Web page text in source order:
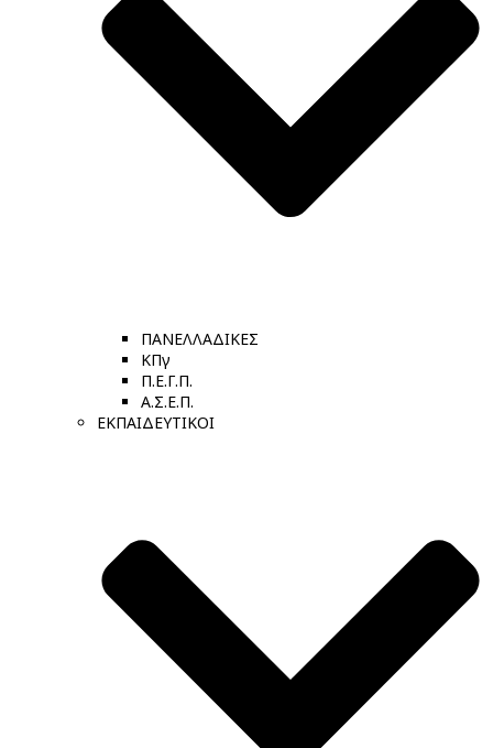
ΠΑΝΕΛΛΑΔΙΚΕΣ
ΚΠγ
Π.Ε.Γ.Π.
Α.Σ.Ε.Π.
ΕΚΠΑΙΔΕΥΤΙΚΟΙ